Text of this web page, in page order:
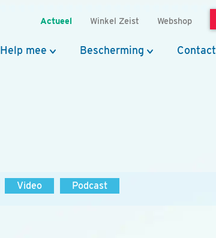
Actueel Winkel Zeist Webshop
Help mee Bescherming Contact
Video Podcast